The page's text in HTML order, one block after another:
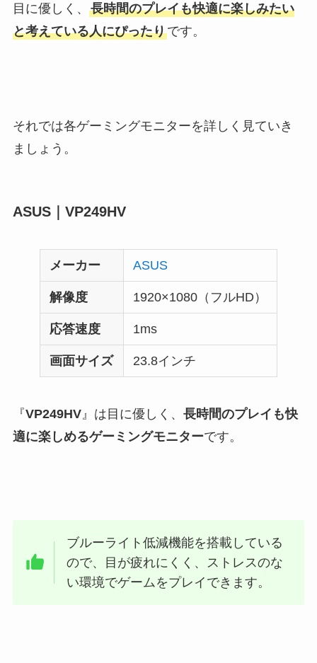
目に優しく、 長時間のプレイも快適に楽しみたい
と考えている人にぴったりです。
それでは各ゲーミングモニターを詳しく見ていき
ましょう。
ASUS｜VP249HV
メーカー ASUS
解像度 ‎1920×1080（フルHD）
応答速度 1ms
画面サイズ 23.8インチ
『VP249HV』は目に優しく、 長時間のプレイも快
適に楽しめるゲーミングモニターです。
ブルーライト低減機能を搭載している
ので、目が疲れにくく、ストレスのな
い環境でゲームをプレイできます。